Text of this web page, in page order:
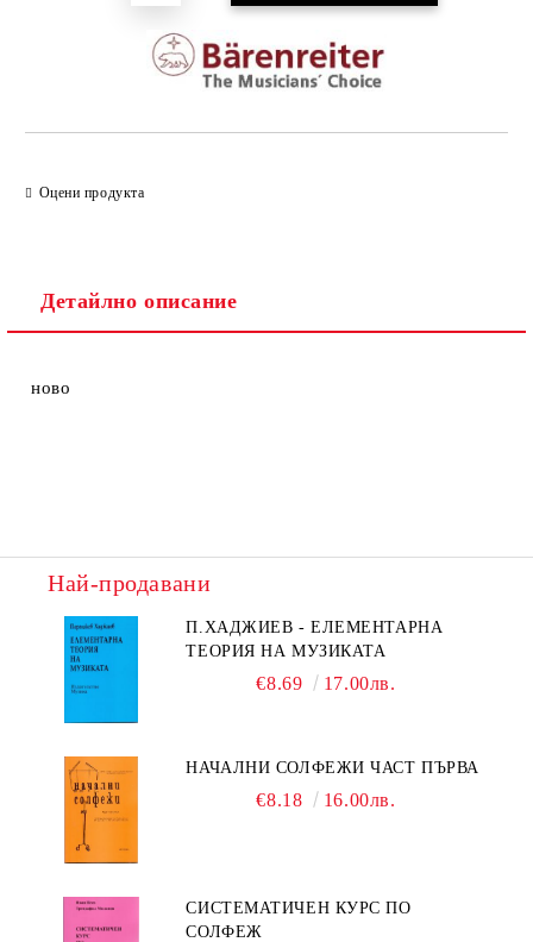
Оцени продукта
Детайлно описание
ново
Най-продавани
П.ХАДЖИЕВ - ЕЛЕМЕНТАРНА
ТЕОРИЯ НА МУЗИКАТА
€8.69 17.00лв.
НАЧАЛНИ СОЛФЕЖИ ЧАСТ ПЪРВА
€8.18 16.00лв.
СИСТЕМАТИЧЕН КУРС ПО
СОЛФЕЖ